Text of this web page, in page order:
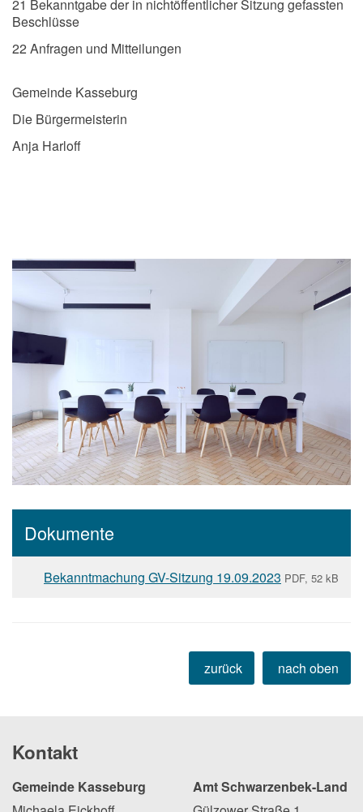
21 Bekanntgabe der in nichtöffentlicher Sitzung gefassten
Beschlüsse
22 Anfragen und Mitteilungen
Gemeinde Kasseburg
Die Bürgermeisterin
Anja Harloff
Dokumente
Bekanntmachung GV-Sitzung 19.09.2023 PDF, 52 kB
zurück nach oben
Kontakt
Gemeinde Kasseburg
Amt Schwarzenbek-Land